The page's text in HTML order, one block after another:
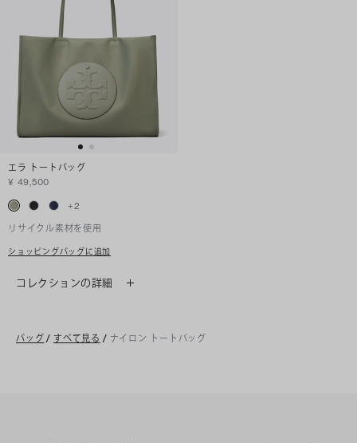
エラ トートバッグ
¥ 49,500
+2
リサイクル素材を使用
ショッピングバッグに追加
コレクションの詳細
バッグ / すべて見る / ナイロン トートバッグ